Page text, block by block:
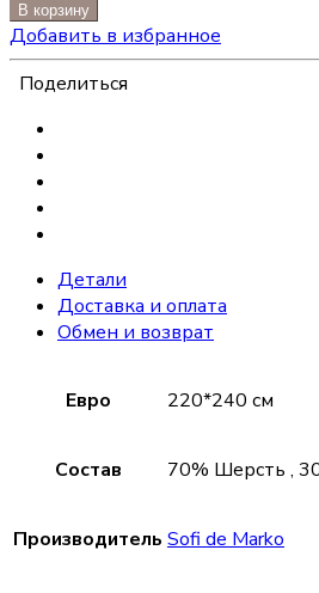
В корзину
Добавить в избранное
Поделиться
Детали
Доставка и оплата
Обмен и возврат
Евро 220*240 см
Состав 70% Шерсть ,
Производитель Sofi de Marko